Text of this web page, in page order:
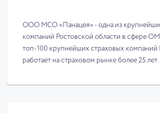
ООО МСО «Панацея» - одна из
компаний Ростовской области в сфере
топ-100 крупнейших страховых компаний
работает на страховом рынке более 25 лет.